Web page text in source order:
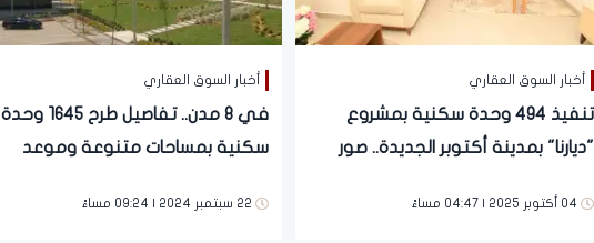
أخبار السوق العقاري
تنفيذ 494 وحدة سكنية بمشروع
"ديارنا" بمدينة أكتوبر الجديدة.. صور
04 أكتوبر 2025 | 04:47 مساءً
أخبار السوق العقاري
في 8 مدن.. تفاصيل طرح 1645 وحدة
سكنية بمساحات متنوعة وموعد
22 سبتمبر 2024 | 09:24 مساءً